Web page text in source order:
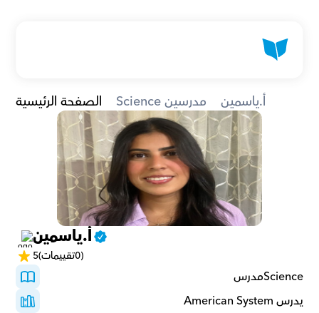
الصفحة الرئيسية Science مدرسين أ.ياسمين
أ.ياسمين
5 (0تقييمات)
Scienceمدرس
يدرس American System